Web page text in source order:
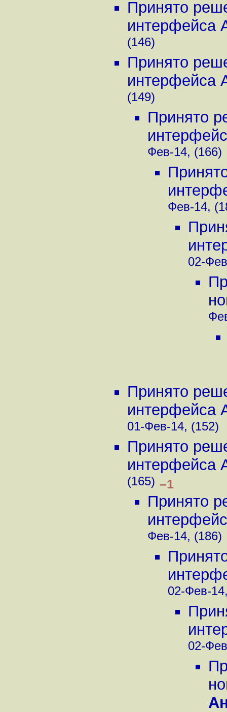
Принято
интерфейса
(146)
Принято
интерфейса
(149)
Принято
Фев-14, (166)
Фев-14,
02-
Принято
интерфейса
01-Фев-14, (152)
Принято
интерфейса
(165) –1
Принято
Фев-14, (186)
02-Фев-
02-